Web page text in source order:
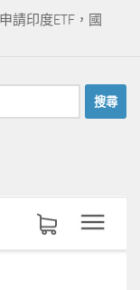
請印度ETF，國